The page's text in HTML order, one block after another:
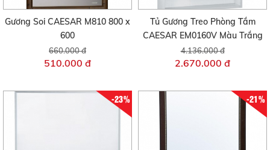
Gương Soi CAESAR M810 800 x
600
660.000 đ
510.000 đ
Tủ Gương Treo Phòng Tắm
CAESAR EM0160V Màu Trắng
4.136.000 đ
2.670.000 đ
-23% -21%